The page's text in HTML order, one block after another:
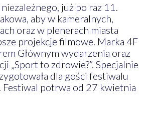
już po raz 11.
aby w kameralnych,
oraz w plenerach miasta
projekcje filmowe. Marka 4F
Głównym wydarzenia oraz
„Sport to zdrowie?”. Specjalnie
dla gości festiwalu
Festiwal potrwa od 27 kwietnia